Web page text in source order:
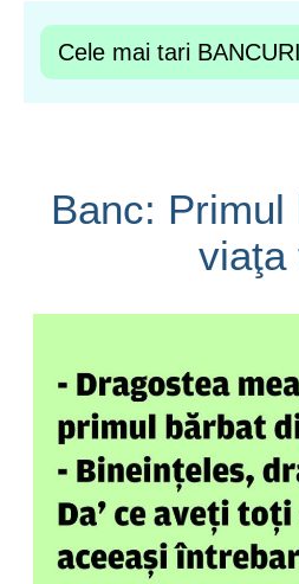
Cele mai tari BANCURI
Banc: Primul
viaţa